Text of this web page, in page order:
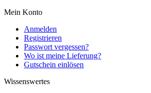
Mein Konto
Anmelden
Registrieren
Passwort vergessen?
Wo ist meine Lieferung?
Gutschein einlösen
Wissenswertes